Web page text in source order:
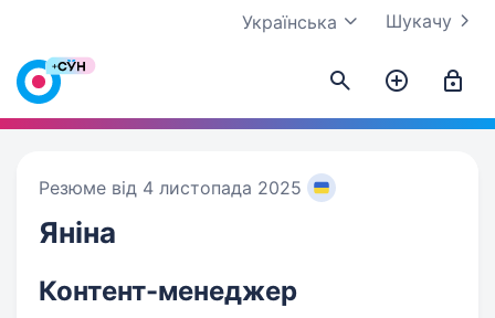
Шукачу
Українська
Резюме від 4 листопада 2025
Яніна
Контент-менеджер